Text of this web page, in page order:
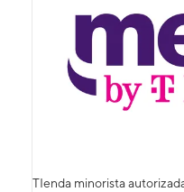
TIenda minorista